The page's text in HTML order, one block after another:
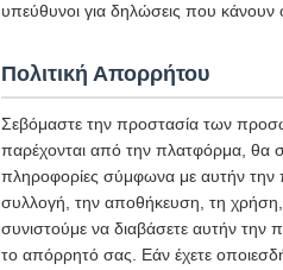
υπεύθυνοι για δηλώσεις που κάνουν
Πολιτική Απορρήτου
Σεβόμαστε την προστασία των
παρέχονται από την πλατφόρμα, θα
πληροφορίες σύμφωνα με αυτήν την
συλλογή, την αποθήκευση, τη
συνιστούμε να διαβάσετε αυτήν την
το απόρρητό σας. Εάν έχετε